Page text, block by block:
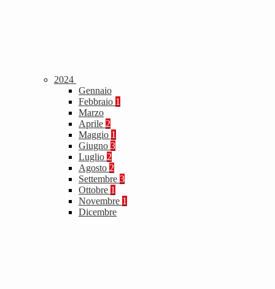
2024
Gennaio
Febbraio 1
Marzo
Aprile 2
Maggio 1
Giugno 3
Luglio 2
Agosto 2
Settembre 3
Ottobre 1
Novembre 1
Dicembre